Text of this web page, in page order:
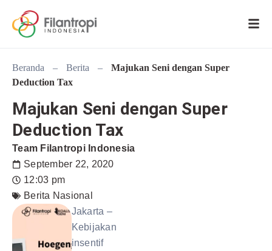
Beranda – Berita –
Majukan Seni dengan Super
Deduction Tax
Majukan Seni dengan Super
Deduction Tax
Team Filantropi Indonesia
September 22, 2020
12:03 pm
Berita Nasional
Jakarta –
Kebijakan
insentif